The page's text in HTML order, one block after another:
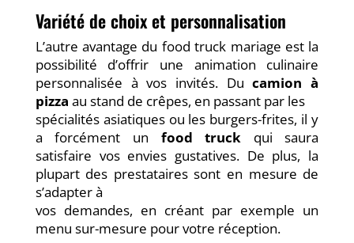
Variété de choix et personnalisation
L’autre avantage du food truck mariage est la
possibilité d’offrir une animation culinaire
personnalisée à vos invités. Ducamion à
pizza au stand de crêpes, en passant par les
spécialités asiatiques ou les burgers-frites, il y
a forcément un food truck qui saura
satisfaire vos envies gustatives. De plus, la
plupart des prestataires sont en mesure de
s’adapter à
vos demandes, en créant par exemple un
menu sur-mesure pour votre réception.